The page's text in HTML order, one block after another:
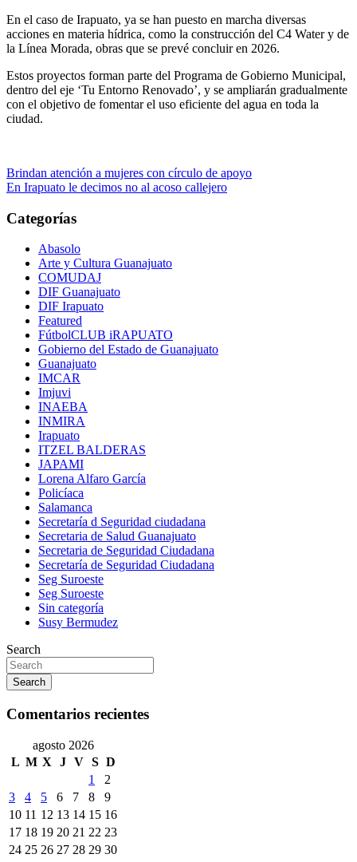
En el caso de Irapuato, ya se han puesto en marcha diversas
acciones en materia hídrica, como la construcción del C4 Water y de
la Línea Morada, obras que se prevé concluir en 2026.
Estos proyectos forman parte del Programa de Gobierno Municipal,
dentro del eje ‘Tu Entorno Renovado’, y se ampliarán gradualmente
con el objetivo de fomentar el uso eficiente del agua en toda la
ciudad.
Navegación
de
entradas
Brindan atención a mujeres con círculo de apoyo
En Irapuato le decimos no al acoso callejero
Categorías
Abasolo
Arte y Cultura Guanajuato
COMUDAJ
DIF Guanajuato
DIF Irapuato
Featured
FútbolCLUB iRAPUATO
Gobierno del Estado de Guanajuato
Guanajuato
IMCAR
Imjuvi
INAEBA
INMIRA
Irapuato
ITZEL BALDERAS
JAPAMI
Lorena Alfaro García
Policíaca
Salamanca
Secretaría d Seguridad ciudadana
Secretaria de Salud Guanajuato
Secretaria de Seguridad Ciudadana
Secretaría de Seguridad Ciudadana
Seg Suroeste
Seg Suroeste
Sin categoría
Susy Bermudez
Search
Search
Comentarios recientes
agosto 2026
L M X J V S D
1
2
3
4 5 6 7 8
9
10 11 12 13 14 15 16
17 18 19 20 21 22 23
24 25 26 27 28 29 30